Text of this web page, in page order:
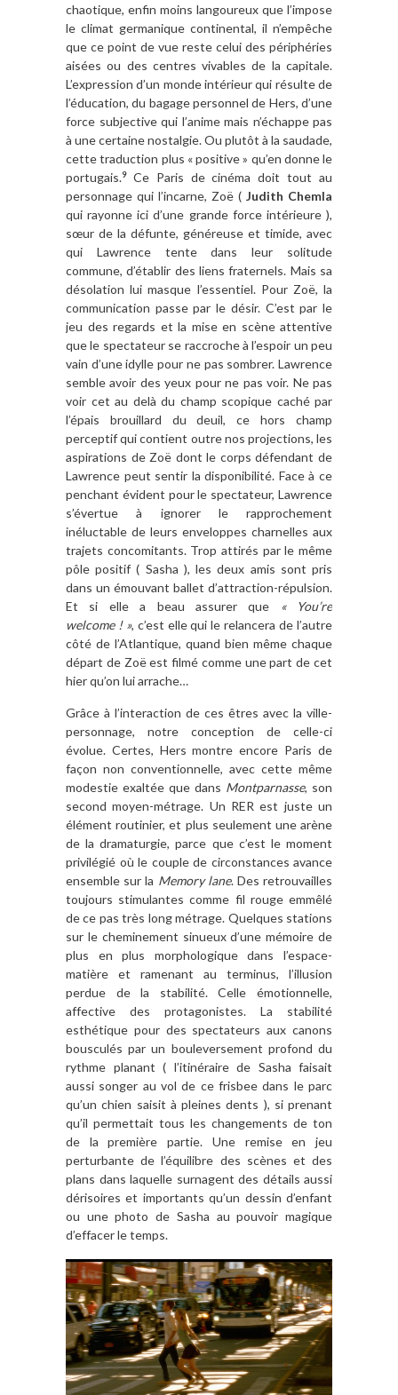
chaotique, enfin moins langoureux que l’impose
le climat germanique continental, il n’empêche
que ce point de vue reste celui des périphéries
aisées ou des centres vivables de la capitale.
L’expression d’un monde intérieur qui résulte de
l’éducation, du bagage personnel de Hers, d’une
force subjective qui l’anime mais n’échappe pas
à une certaine nostalgie. Ou plutôt à la saudade,
cette traduction plus « positive » qu’en donne le
portugais.9Ce Paris de cinéma doit tout au
personnage qui l’incarne, Zoë ( Judith Chemla
qui rayonne ici d’une grande force intérieure ),
sœur de la défunte, généreuse et timide, avec
qui Lawrence tente dans leur solitude
commune, d’établir des liens fraternels. Mais sa
désolation lui masque l’essentiel. Pour Zoë, la
communication passe par le désir. C’est par le
jeu des regards et la mise en scène attentive
que le spectateur se raccroche à l’espoir un peu
vain d’une idylle pour ne pas sombrer. Lawrence
semble avoir des yeux pour ne pas voir. Ne pas
voir cet au delà du champ scopique caché par
l’épais brouillard du deuil, ce hors champ
perceptif qui contient outre nos projections, les
aspirations de Zoë dont le corps défendant de
Lawrence peut sentir la disponibilité. Face à ce
penchant évident pour le spectateur, Lawrence
s’évertue à ignorer le rapprochement
inéluctable de leurs enveloppes charnelles aux
trajets concomitants. Trop attirés par le même
pôle positif ( Sasha ), les deux amis sont pris
dans un émouvant ballet d’attraction-répulsion.
Et si elle a beau assurer que
« You’re
welcome ! », c’est elle qui le relancera de l’autre
côté de l’Atlantique, quand bien même chaque
départ de Zoë est filmé comme une part de cet
hier qu’on lui arrache…
Grâce à l’interaction de ces êtres avec la ville-
personnage, notre conception de celle-ci
évolue. Certes, Hers montre encore Paris de
façon non conventionnelle, avec cette même
modestie exaltée que dans Montparnasse, son
second moyen-métrage. Un RER est juste un
élément routinier, et plus seulement une arène
de la dramaturgie, parce que c’est le moment
privilégié où le couple de circonstances avance
ensemble sur la Memory lane. Des retrouvailles
toujours stimulantes comme fil rouge emmêlé
de ce pas très long métrage. Quelques stations
sur le cheminement sinueux d’une mémoire de
plus en plus morphologique dans l’espace-
matière et ramenant au terminus, l’illusion
perdue de la stabilité. Celle émotionnelle,
affective des protagonistes. La stabilité
esthétique pour des spectateurs aux canons
bousculés par un bouleversement profond du
rythme planant ( l’itinéraire de Sasha faisait
aussi songer au vol de ce frisbee dans le parc
qu’un chien saisit à pleines dents ), si prenant
qu’il permettait tous les changements de ton
de la première partie. Une remise en jeu
perturbante de l’équilibre des scènes et des
plans dans laquelle surnagent des détails aussi
dérisoires et importants qu’un dessin d’enfant
ou une photo de Sasha au pouvoir magique
d’effacer le temps.